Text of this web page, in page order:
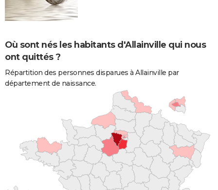
Où sont nés les habitants d'Allainville qui nous
ont quittés ?
Répartition des personnes disparues à Allainville par
département de naissance.